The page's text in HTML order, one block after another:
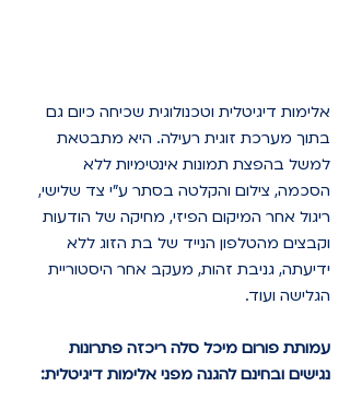
אלימות דיגיטלית וטכנולוגית שכיחה כיום גם
בתוך מערכת זוגית רעילה. היא מתבטאת
למשל בהפצת תמונות אינטימיות ללא
הסכמה, צילום והקלטה בסתר ע"י צד שלישי,
ריגול אחר המיקום הפיזי, מחיקה של הודעות
וקבצים מהטלפון הנייד של בת הזוג ללא
ידיעתה, גניבת זהות, מעקב אחר היסטוריית
הגלישה ועוד.
עמותת פורום מיכל סלה ריכזה פתרונות
נגישים ובחינם להגנה מפני אלימות דיגיטלית: